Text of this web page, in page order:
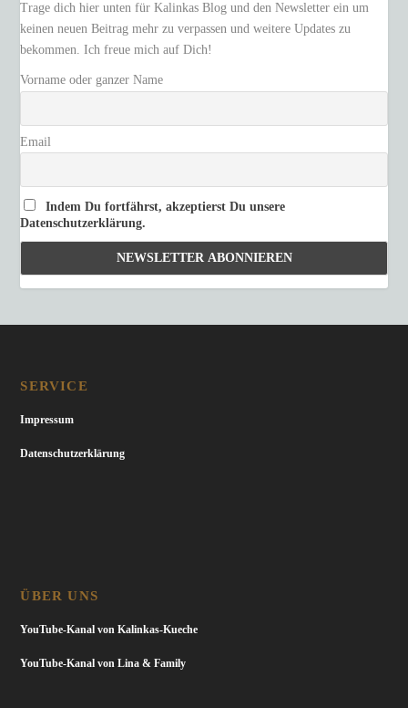
Trage dich hier unten für Kalinkas Blog und den Newsletter ein um
keinen neuen Beitrag mehr zu verpassen und weitere Updates zu
bekommen. Ich freue mich auf Dich!
Vorname oder ganzer Name
Email
Indem Du fortfährst, akzeptierst Du unsere
Datenschutzerklärung.
SERVICE
Impressum
Datenschutzerklärung
ÜBER UNS
YouTube-Kanal von Kalinkas-Kueche
YouTube-Kanal von Lina & Family